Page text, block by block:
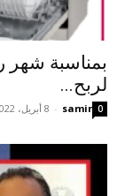
بمناسبة شهر
لربح...
samir
- 8 أبريل، 2022 0